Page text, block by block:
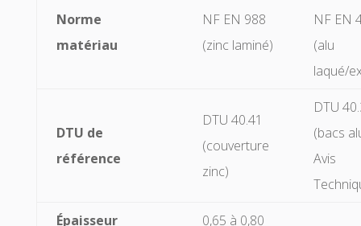
Norme
matériau
NF EN 988
(zinc laminé)
NF EN
(alu
laqué/
DTU de
référence
DTU 40.41
(couverture
zinc)
DTU
(bacs
Avis
Épaisseur
0,65 à 0,80